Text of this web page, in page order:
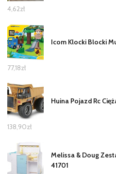
4,62zł
Icom Klocki Blocki
77,18zł
Huina Pojazd Rc
138,90zł
Melissa & Doug
41701